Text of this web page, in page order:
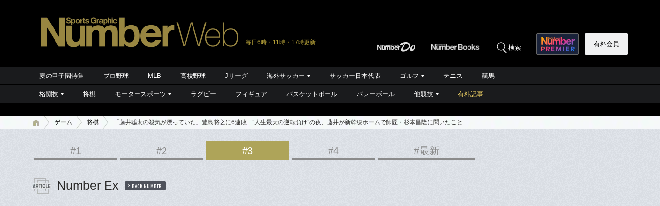
毎日6時・11時・17時更新
検索 有料会員
夏の甲子園特集 プロ野球 MLB 高校野球 Jリーグ 海外サッカー サッカー日本代表 ゴルフ テニス 競馬
格闘技 将棋 モータースポーツ ラグビー フィギュア バスケットボール バレーボール 他競技 有料記事
ゲーム 将棋 「藤井聡太の殺気が漂っていた」豊島将之に6連敗…”人生最大の逆転負け”の夜、藤井が新幹線ホームで師匠・杉本昌隆に聞いたこと
#1 #2 #3 #4 #最新
Number Ex BACK NUMBER